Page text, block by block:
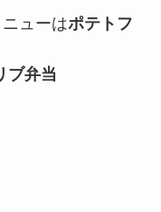
ューはポテトフ
ブ弁当